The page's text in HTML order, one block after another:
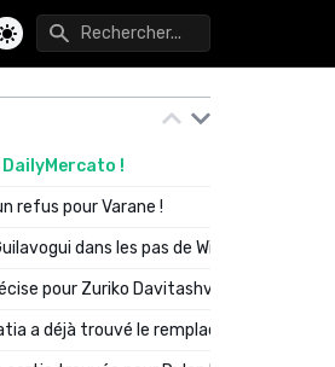
de thème
!
refus pour Varane !
dans les pas de Will Still ?
pour Zuriko Davitashvili
a déjà trouvé le remplaçant de Robinio